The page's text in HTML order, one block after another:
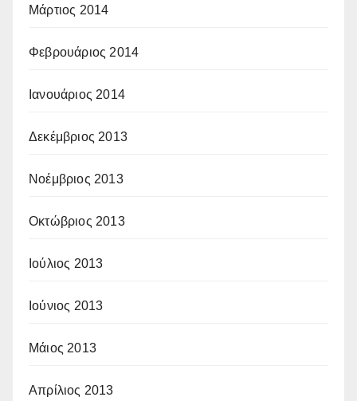
Μάρτιος 2014
Φεβρουάριος 2014
Ιανουάριος 2014
Δεκέμβριος 2013
Νοέμβριος 2013
Οκτώβριος 2013
Ιούλιος 2013
Ιούνιος 2013
Μάιος 2013
Απρίλιος 2013